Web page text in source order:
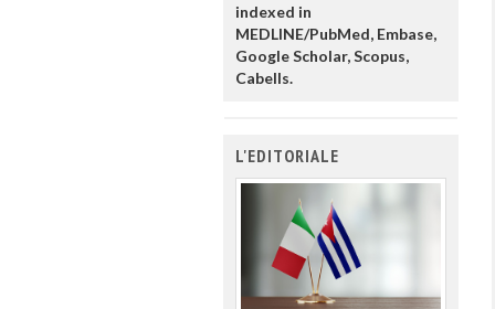
indexed in
MEDLINE/PubMed, Embase,
Google Scholar, Scopus,
Cabells.
L'EDITORIALE